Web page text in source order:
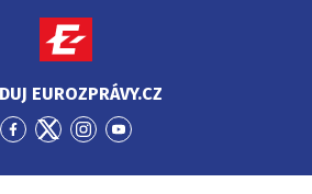
EUROZPRÁVY.CZ
Přejít
Facebook
Přejít
Twitter
Přejít
Instagram
Přejít
YouTube